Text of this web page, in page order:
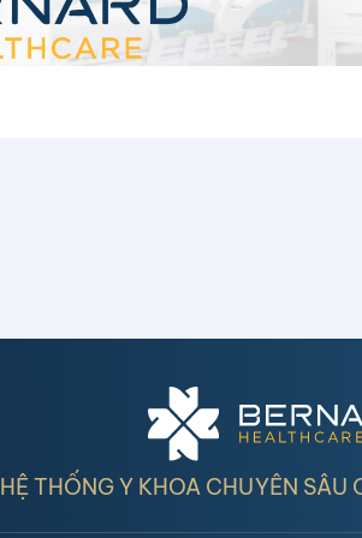
HỆ THỐNG Y KHOA CHUYÊN SÂU